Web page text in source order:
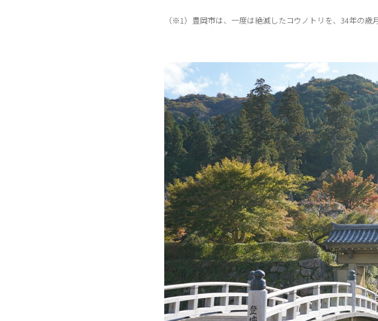
（※1）豊岡市は、一度は絶滅したコウノトリを、34年の